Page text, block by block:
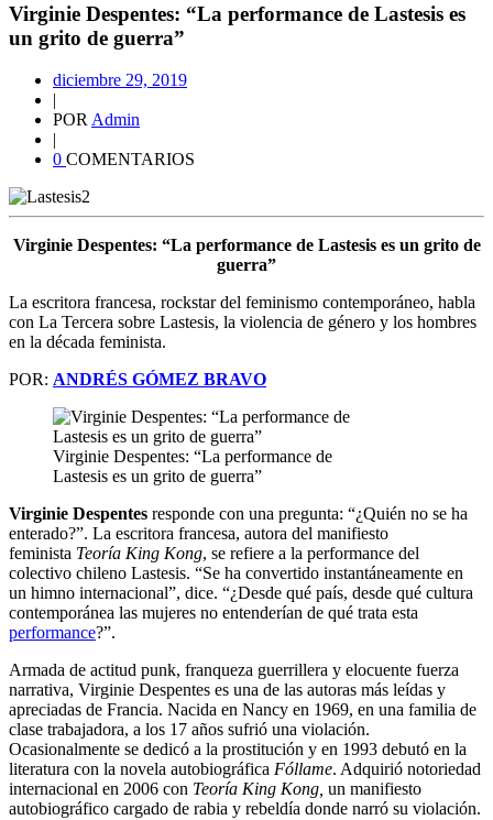
Virginie Despentes: “La performance de Lastesis es
un grito de guerra”
diciembre 29, 2019
|
POR Admin
|
0 COMENTARIOS
Virginie Despentes: “La performance de Lastesis es un grito de
guerra”
La escritora francesa, rockstar del feminismo contemporáneo, habla
con La Tercera sobre Lastesis, la violencia de género y los hombres
en la década feminista.
POR: ANDRÉS GÓMEZ BRAVO
Virginie Despentes: “La performance de
Lastesis es un grito de guerra”
Virginie Despentes responde con una pregunta: “¿Quién no se ha
enterado?”. La escritora francesa, autora del manifiesto
feminista Teoría King Kong, se refiere a la performance del
colectivo chileno Lastesis. “Se ha convertido instantáneamente en
un himno internacional”, dice. “¿Desde qué país, desde qué cultura
contemporánea las mujeres no entenderían de qué trata esta
performance?”.
Armada de actitud punk, franqueza guerrillera y elocuente fuerza
narrativa, Virginie Despentes es una de las autoras más leídas y
apreciadas de Francia. Nacida en Nancy en 1969, en una familia de
clase trabajadora, a los 17 años sufrió una violación.
Ocasionalmente se dedicó a la prostitución y en 1993 debutó en la
literatura con la novela autobiográfica Fóllame. Adquirió notoriedad
internacional en 2006 con Teoría King Kong, un manifiesto
autobiográfico cargado de rabia y rebeldía donde narró su violación.